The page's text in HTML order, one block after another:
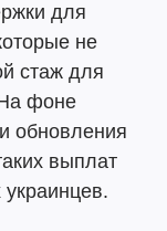
для
не
стаж для
На фоне
обновления
выплат